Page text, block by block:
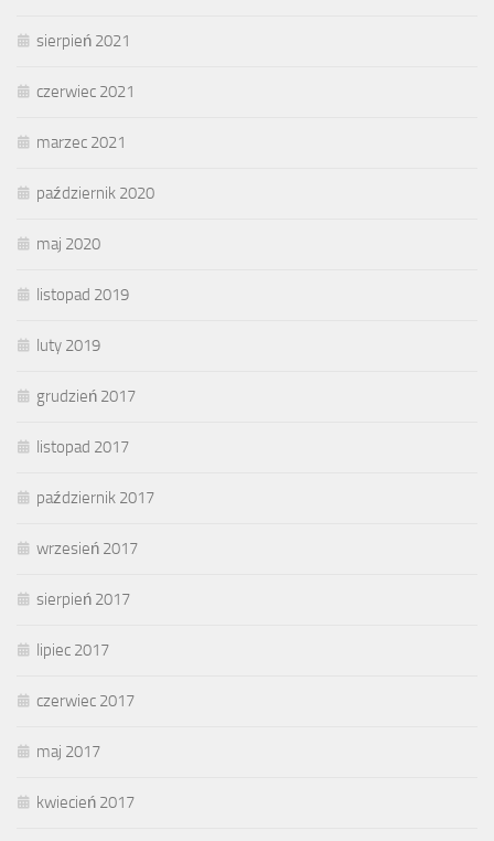
sierpień 2021
czerwiec 2021
marzec 2021
październik 2020
maj 2020
listopad 2019
luty 2019
grudzień 2017
listopad 2017
październik 2017
wrzesień 2017
sierpień 2017
lipiec 2017
czerwiec 2017
maj 2017
kwiecień 2017